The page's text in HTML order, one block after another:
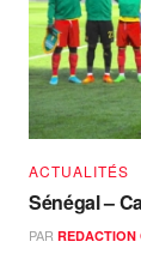
ACTUALITÉS
Sénégal –
PAR REDACTION